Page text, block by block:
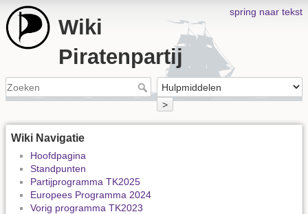
spring naar tekst
Wiki
Piratenpartij
>
Wiki Navigatie
Hoofdpagina
Standpunten
Partijprogramma TK2025
Europees Programma 2024
Vorig programma TK2023